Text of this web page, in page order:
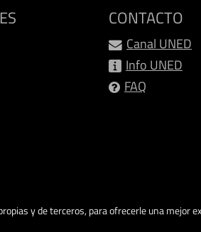
CONTACTO
Canal UNED
Info UNED
FAQ
y de terceros, para ofrecerle una mejor